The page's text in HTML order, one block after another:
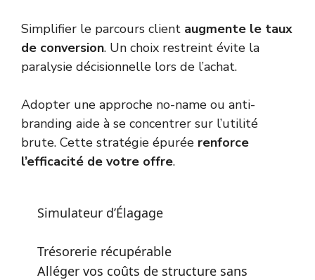
Simplifier le parcours client augmente le taux
de conversion. Un choix restreint évite la
paralysie décisionnelle lors de l’achat.
Adopter une approche no-name ou anti-
branding aide à se concentrer sur l’utilité
brute. Cette stratégie épurée renforce
l’efficacité de votre offre.
Simulateur d’Élagage
Trésorerie récupérable
Alléger vos coûts de structure sans